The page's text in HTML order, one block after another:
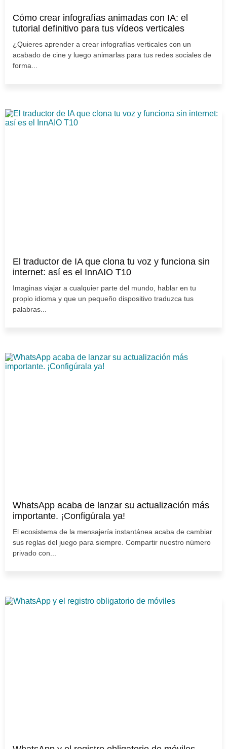
Cómo crear infografías animadas con IA: el
tutorial definitivo para tus vídeos verticales
¿Quieres aprender a crear infografías verticales con un
acabado de cine y luego animarlas para tus redes sociales de
forma...
El traductor de IA que clona tu voz y funciona sin
internet: así es el InnAIO T10
Imaginas viajar a cualquier parte del mundo, hablar en tu
propio idioma y que un pequeño dispositivo traduzca tus
palabras...
WhatsApp acaba de lanzar su actualización más
importante. ¡Configúrala ya!
El ecosistema de la mensajería instantánea acaba de cambiar
sus reglas del juego para siempre. Compartir nuestro número
privado con...